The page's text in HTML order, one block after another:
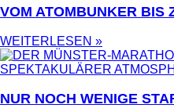
VOM ATOMBUNKER BIS
WEITERLESEN »
NUR NOCH WENIGE